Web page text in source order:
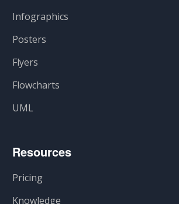
Infographics
Posters
Flyers
Flowcharts
UML
Resources
Pricing
Knowledge